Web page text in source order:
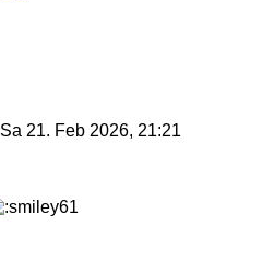
Sa 21. Feb 2026, 21:21